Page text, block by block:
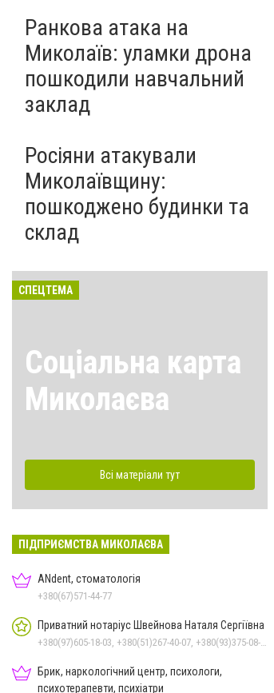
Ранкова атака на
Миколаїв: уламки дрона
пошкодили навчальний
заклад
Росіяни атакували
Миколаївщину:
пошкоджено будинки та
склад
СПЕЦТЕМА
Соціальна карта
Миколаєва
Всі матеріали тут
ПІДПРИЄМСТВА МИКОЛАЄВА
ANdent, стоматологія
+380(67)571-44-77
Приватний нотаріус Швейнова Наталя Сергіївна
Брик, наркологічний центр, психологи,
психотерапевти, психіатри